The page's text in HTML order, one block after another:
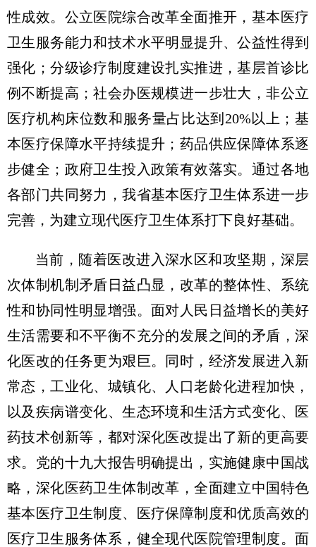
性成效。公立医院综合改革全面推开，基本医疗
卫生服务能力和技术水平明显提升、公益性得到
强化；分级诊疗制度建设扎实推进，基层首诊比
例不断提高；社会办医规模进一步壮大，非公立
医疗机构床位数和服务量占比达到20%以上；基
本医疗保障水平持续提升；药品供应保障体系逐
步健全；政府卫生投入政策有效落实。通过各地
各部门共同努力，我省基本医疗卫生体系进一步
完善，为建立现代医疗卫生体系打下良好基础。
当前，随着医改进入深水区和攻坚期，深层
次体制机制矛盾日益凸显，改革的整体性、系统
性和协同性明显增强。面对人民日益增长的美好
生活需要和不平衡不充分的发展之间的矛盾，深
化医改的任务更为艰巨。同时，经济发展进入新
常态，工业化、城镇化、人口老龄化进程加快，
以及疾病谱变化、生态环境和生活方式变化、医
药技术创新等，都对深化医改提出了新的更高要
求。党的十九大报告明确提出，实施健康中国战
略，深化医药卫生体制改革，全面建立中国特色
基本医疗卫生制度、医疗保障制度和优质高效的
医疗卫生服务体系，健全现代医院管理制度。面